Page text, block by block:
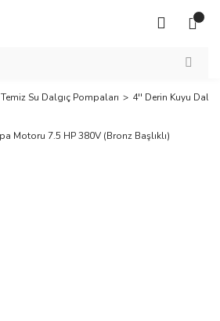
Temiz Su Dalgıç Pompaları 4'' Derin Kuyu